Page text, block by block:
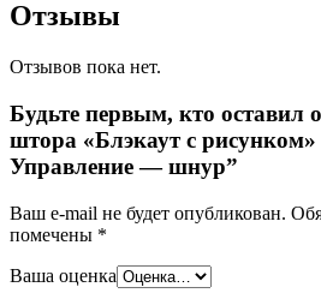
Отзывы
Отзывов пока нет.
Будьте первым, кто оставил
штора «Блэкаут с рисунком»
Управление — шнур”
Ваш e-mail не будет опубликован.
помечены *
Ваша оценка